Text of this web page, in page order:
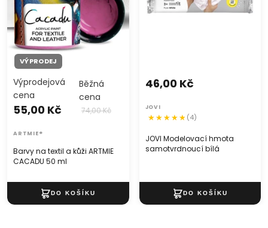
VÝPRODEJ
Barvy na textil a kůži ARTMIE
CACADU 50 ml
Výprodejová
cena
55,00 Kč
Běžná
cena
74,00 Kč
ARTMIE®
JOVI Modelovací hmota
samotvrdnoucí bílá
46,00 Kč
JOVI
(4)